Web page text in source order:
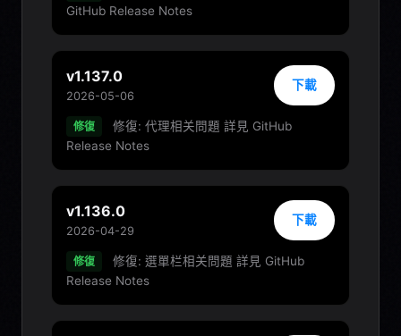
GitHub Release Notes
v1.137.0
2026-05-06
下載
修復
修復: 代理相关問題 詳見 GitHub
Release Notes
v1.136.0
2026-04-29
下載
修復
修復: 選單栏相关問題 詳見 GitHub
Release Notes